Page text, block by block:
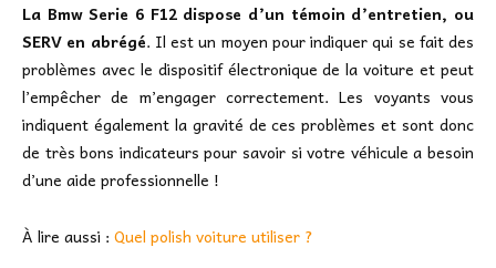
La Bmw Serie 6 F12 dispose d’un témoin d’entretien, ou
SERV en abrégé. Il est un moyen pour indiquer qui se fait des
problèmes avec le dispositif électronique de la voiture et peut
l’empêcher de m’engager correctement. Les voyants vous
indiquent également la gravité de ces problèmes et sont donc
de très bons indicateurs pour savoir si votre véhicule a besoin
d’une aide professionnelle !
À lire aussi : Quel polish voiture utiliser ?